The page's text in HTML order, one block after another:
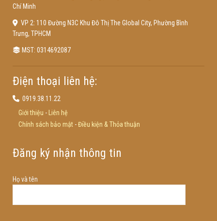
Chí Minh
VP 2: 110 Đường N3C Khu Đô Thị The Global City, Phường Bình
Trưng, TPHCM
MST: 0314692087
Điện thoại liên hệ:
0919.38.11.22
Giới thiệu -
Liên hệ
Chính sách bảo mật-Điều kiện & Thỏa thuận
Đăng ký nhận thông tin
Họ và tên